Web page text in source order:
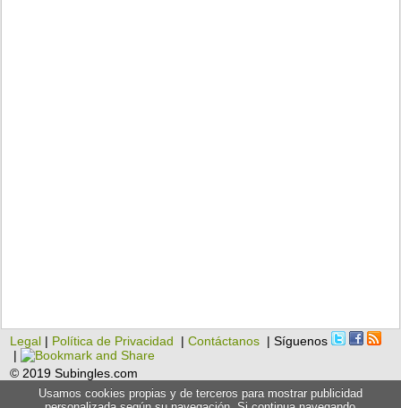
Legal | Política de Privacidad |Contáctanos | Síguenos
|
© 2019 Subingles.com
Usamos cookies propias y de terceros para mostrar publicidad